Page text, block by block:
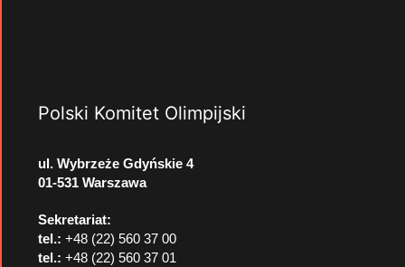
Polski Komitet Olimpijski
ul. Wybrzeże Gdyńskie 4
01-531 Warszawa
Sekretariat:
tel.: +48 (22) 560 37 00
tel.: +48 (22) 560 37 01